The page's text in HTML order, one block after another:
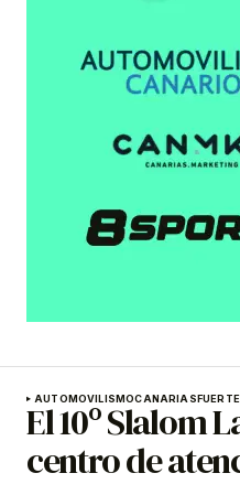
AUTOMOVILISMOCANARIAS
El 10º Slalom
centro de